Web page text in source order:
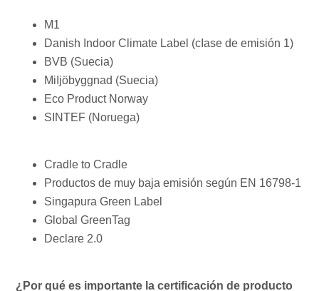
M1
Danish Indoor Climate Label (cIase de emisión 1)
BVB (Suecia)
MiIjöbyggnad (Suecia)
Eco Product Norway
SINTEF (Noruega)
Cradle to Cradle
Productos de muy baja emisión según EN 16798-1
Singapura Green Label
Global GreenTag
Declare 2.0
¿Por qué es importante la certificación de producto